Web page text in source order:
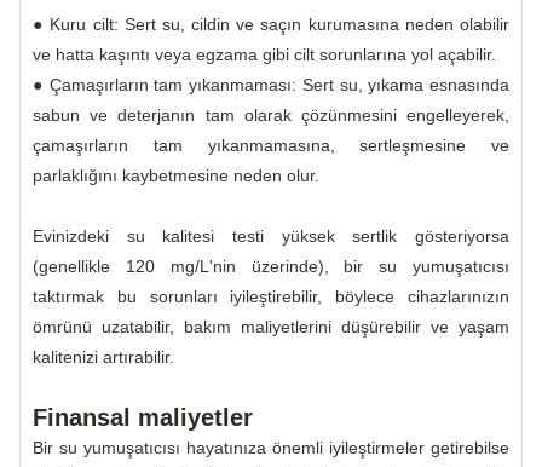
● Kuru cilt: Sert su, cildin ve saçın kurumasına neden olabilir
ve hatta kaşıntı veya egzama gibi cilt sorunlarına yol açabilir.
● Çamaşırların tam yıkanmaması: Sert su, yıkama esnasında
sabun ve deterjanın tam olarak çözünmesini engelleyerek,
çamaşırların tam yıkanmamasına, sertleşmesine ve
parlaklığını kaybetmesine neden olur.
Evinizdeki su kalitesi testi yüksek sertlik gösteriyorsa
(genellikle 120 mg/L'nin üzerinde), bir su yumuşatıcısı
taktırmak bu sorunları iyileştirebilir, böylece cihazlarınızın
ömrünü uzatabilir, bakım maliyetlerini düşürebilir ve yaşam
kalitenizi artırabilir.
Finansal maliyetler
Bir su yumuşatıcısı hayatınıza önemli iyileştirmeler getirebilse